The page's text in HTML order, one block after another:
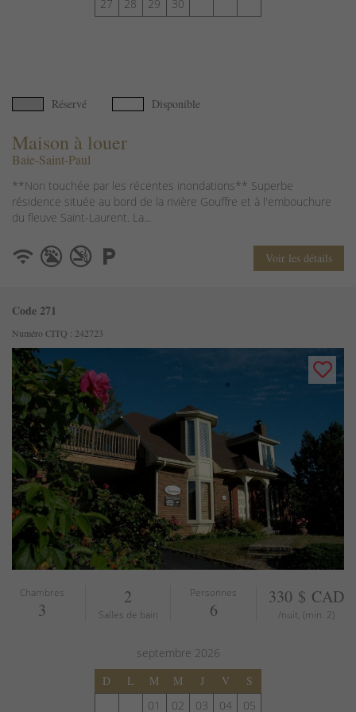
27
28 29 30
Réservé Disponible
Maison à louer
Baie-Saint-Paul
**Non touchée par les récentes inondations** Superbe
résidence située au bord de la rivière Gouffre et à l'embouchure
du fleuve Saint-Laurent. La...
Voir les détails
Code 271
Numéro CITQ : 242723
Chambres
3
2
Salles de bain
Personnes
6
330 $ CAD
/nuit, (min. 2)
septembre 2026
D
L M M J V
S
01
02 03 04 05